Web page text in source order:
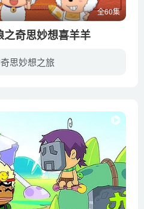
全60集
奇思妙想喜羊羊
思妙想之旅